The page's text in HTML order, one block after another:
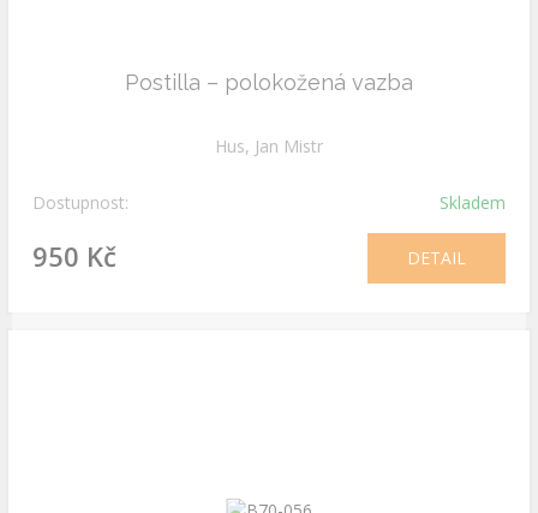
Postilla – polokožená vazba
Hus, Jan Mistr
Dostupnost: Skladem
950 Kč DETAIL